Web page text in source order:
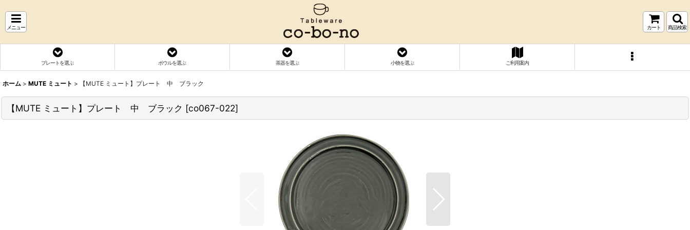
メニュー カート 商品検索
プレートを選ぶ ボウルを選ぶ 茶器を選ぶ 小物を選ぶ ご利用案内
ホーム > MUTE ミュート > 【MUTE ミュート】プレート 中 ブラック
【MUTE ミュート】プレート 中 ブラック [co067-022]